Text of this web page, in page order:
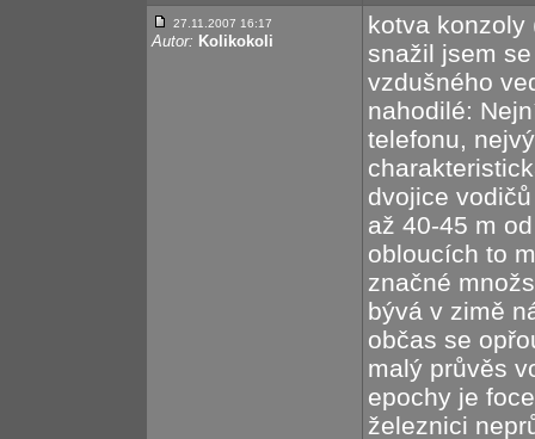
27.11.2007 16:17
Autor: Kolikokoli
kotva konzoly
snažil jsem
vzdušného
nahodilé:
telefonu,
dvojice
až 40-45 m
obloucích to
značné
bývá v zimě
občas se
malý průvěs
epochy je
železnici